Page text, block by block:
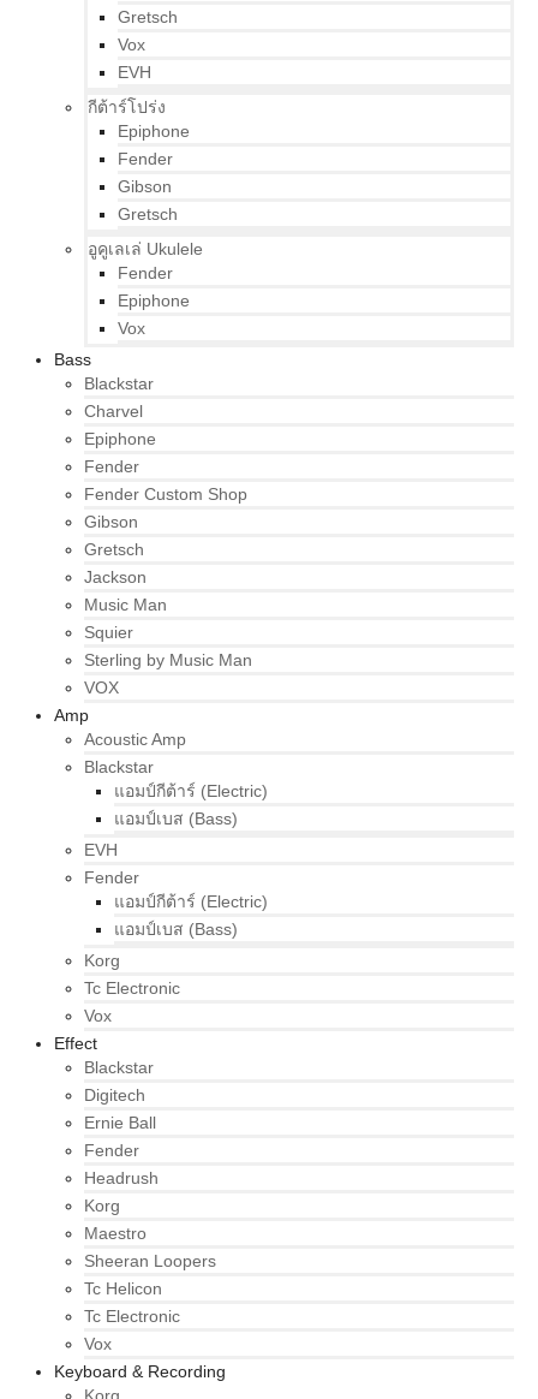
Gretsch
Vox
EVH
กีต้าร์โปร่ง
Epiphone
Fender
Gibson
Gretsch
อูคูเลเล่ Ukulele
Fender
Epiphone
Vox
Bass
Blackstar
Charvel
Epiphone
Fender
Fender Custom Shop
Gibson
Gretsch
Jackson
Music Man
Squier
Sterling by Music Man
VOX
Amp
Acoustic Amp
Blackstar
แอมป์กีต้าร์ (Electric)
แอมป์เบส (Bass)
EVH
Fender
แอมป์กีต้าร์ (Electric)
แอมป์เบส (Bass)
Korg
Tc Electronic
Vox
Effect
Blackstar
Digitech
Ernie Ball
Fender
Headrush
Korg
Maestro
Sheeran Loopers
Tc Helicon
Tc Electronic
Vox
Keyboard & Recording